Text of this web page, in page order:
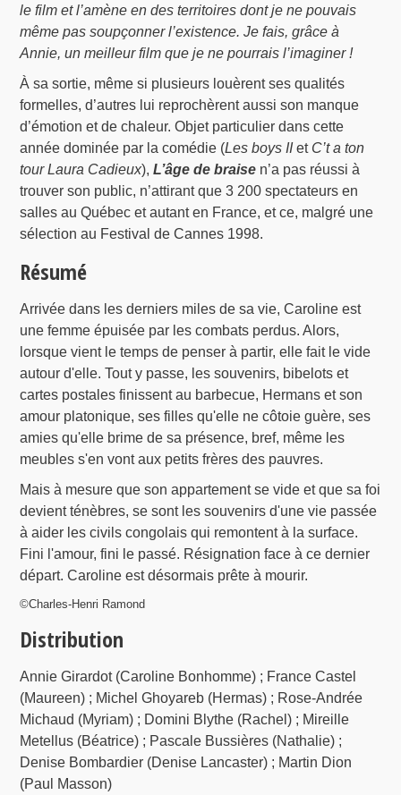
le film et l’amène en des territoires dont je ne pouvais
même pas soupçonner l’existence. Je fais, grâce à
Annie, un meilleur film que je ne pourrais l’imaginer !
À sa sortie, même si plusieurs louèrent ses qualités
formelles, d’autres lui reprochèrent aussi son manque
d’émotion et de chaleur. Objet particulier dans cette
année dominée par la comédie (Les boys IIet C’t a ton
tour Laura Cadieux),L’âge de braise n’a pas réussi à
trouver son public, n’attirant que 3 200 spectateurs en
salles au Québec et autant en France, et ce, malgré une
sélection au Festival de Cannes 1998.
Résumé
Arrivée dans les derniers miles de sa vie, Caroline est
une femme épuisée par les combats perdus. Alors,
lorsque vient le temps de penser à partir, elle fait le vide
autour d'elle. Tout y passe, les souvenirs, bibelots et
cartes postales finissent au barbecue, Hermans et son
amour platonique, ses filles qu'elle ne côtoie guère, ses
amies qu'elle brime de sa présence, bref, même les
meubles s'en vont aux petits frères des pauvres.
Mais à mesure que son appartement se vide et que sa foi
devient ténèbres, se sont les souvenirs d'une vie passée
à aider les civils congolais qui remontent à la surface.
Fini l'amour, fini le passé. Résignation face à ce dernier
départ. Caroline est désormais prête à mourir.
©Charles-Henri Ramond
Distribution
Annie Girardot (Caroline Bonhomme) ; France Castel
(Maureen) ; Michel Ghoyareb (Hermas) ; Rose-Andrée
Michaud (Myriam) ; Domini Blythe (Rachel) ; Mireille
Metellus (Béatrice) ; Pascale Bussières (Nathalie) ;
Denise Bombardier (Denise Lancaster) ; Martin Dion
(Paul Masson)